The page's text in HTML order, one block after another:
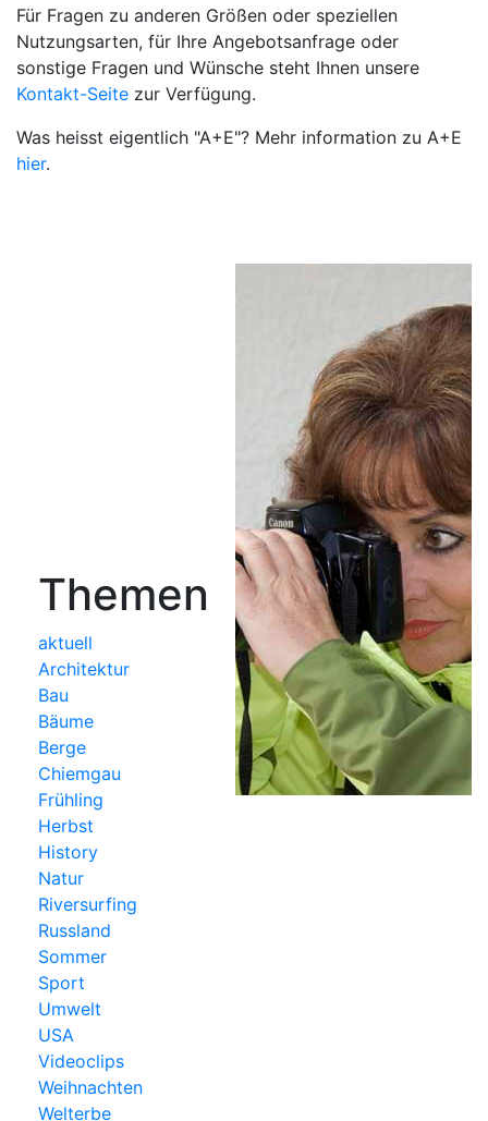
Für Fragen zu anderen Größen oder speziellen
Nutzungsarten, für Ihre Angebotsanfrage oder
sonstige Fragen und Wünsche steht Ihnen unsere
Kontakt-Seite zur Verfügung.
Was heisst eigentlich "A+E"? Mehr information zu A+E
hier.
Themen
aktuell
Architektur
Bau
Bäume
Berge
Chiemgau
Frühling
Herbst
History
Natur
Riversurfing
Russland
Sommer
Sport
Umwelt
USA
Videoclips
Weihnachten
Welterbe